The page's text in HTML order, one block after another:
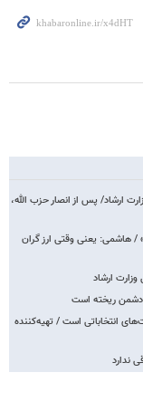
ارشاد/ پس از انصار حزب الله،
/ هاشمی: یعنی وقتی ارز گران
ارشاد
دشمن ریخته است
انتخاباتی است / تهیه‌کننده
ندارد